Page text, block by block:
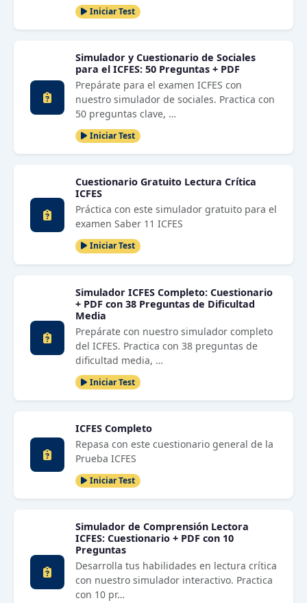
Iniciar Test
Simulador y Cuestionario de Sociales
para el ICFES: 50 Preguntas + PDF
Prepárate para el examen ICFES con
nuestro simulador de sociales. Practica con
50 preguntas clave, …
Iniciar Test
Cuestionario Gratuito Lectura Crítica
ICFES
Práctica con este simulador gratuito para el
examen Saber 11 ICFES
Iniciar Test
Simulador ICFES Completo: Cuestionario
+ PDF con 38 Preguntas de Dificultad
Media
Prepárate con nuestro simulador completo
del ICFES. Practica con 38 preguntas de
dificultad media, …
Iniciar Test
ICFES Completo
Repasa con este cuestionario general de la
Prueba ICFES
Iniciar Test
Simulador de Comprensión Lectora
ICFES: Cuestionario + PDF con 10
Preguntas
Desarrolla tus habilidades en lectura crítica
con nuestro simulador interactivo. Practica
con 10 pr…